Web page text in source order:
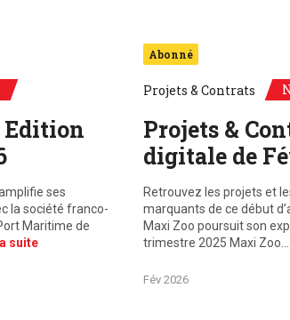
Edition
ses
la société franco-
Maritime de
suite
Abonné
Projets & Contrats
Projets &
digitale de
Retrouvez les projets et
marquants de ce début
Maxi Zoo poursuit son
trimestre 2025 Maxi Zoo…
Fév 2026